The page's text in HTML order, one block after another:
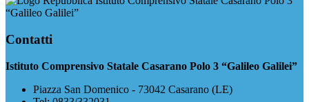
“Galileo Galilei”
Contatti
Istituto Comprensivo Statale Casarano Polo 3 “Galileo Galilei”
Piazza San Domenico - 73042 Casarano (LE)